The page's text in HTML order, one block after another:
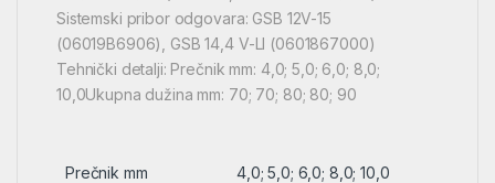
Sistemski pribor odgovara: GSB 12V-15
(06019B6906), GSB 14,4 V-LI (0601867000)
Tehnički detalji: Prečnik mm: 4,0; 5,0; 6,0; 8,0;
10,0Ukupna dužina mm: 70; 70; 80; 80; 90
Prečnik mm 4,0; 5,0; 6,0; 8,0; 10,0